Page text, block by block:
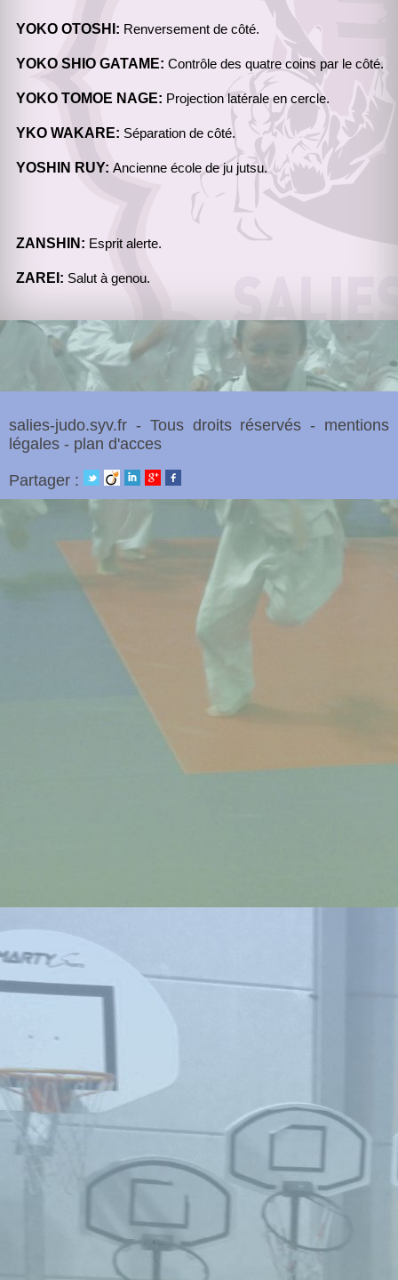
YOKO OTOSHI: Renversement de côté.
YOKO SHIO GATAME: Contrôle des quatre coins par le côté.
YOKO TOMOE NAGE: Projection latérale en cercle.
YKO WAKARE: Séparation de côté.
YOSHIN RUY: Ancienne école de ju jutsu.
ZANSHIN: Esprit alerte.
ZAREI: Salut à genou.
salies-judo.syv.fr - Tous droits réservés - mentions
légales - plan d'acces
Partager :